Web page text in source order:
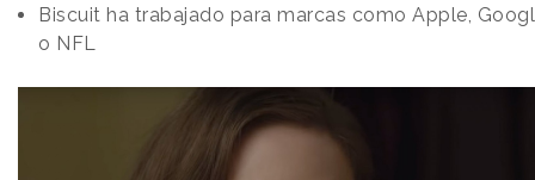
Biscuit ha trabajado para marcas como Apple,
o NFL